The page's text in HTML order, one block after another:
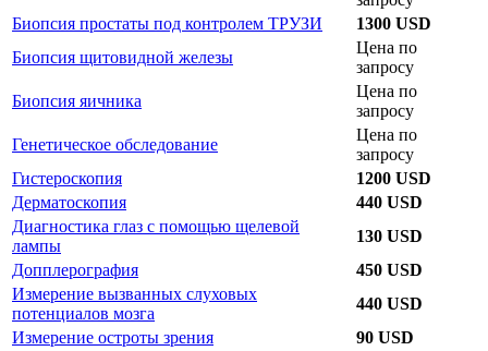
Биопсия простаты под контролем ТРУЗИ
1300 USD
Биопсия щитовидной железы
Цена по
запросу
Биопсия яичника
Цена по
запросу
Генетическое обследование
Цена по
запросу
Гистероскопия
1200 USD
Дерматоскопия
440 USD
Диагностика глаз с помощью щелевой
лампы
130 USD
Допплерография
450 USD
Измерение вызванных слуховых
потенциалов мозга
440 USD
Измерение остроты зрения
90 USD